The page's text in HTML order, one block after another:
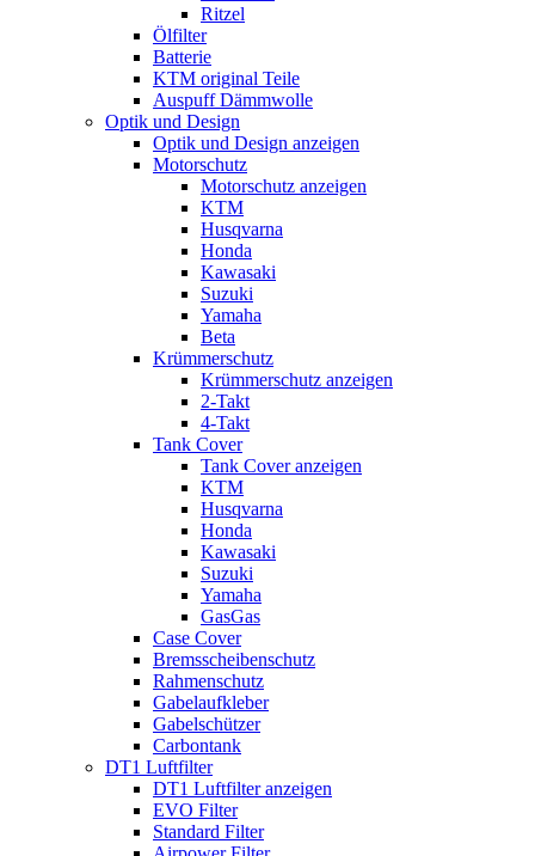
Ritzel
Ölfilter
Batterie
KTM original Teile
Auspuff Dämmwolle
Optik und Design
Optik und Design anzeigen
Motorschutz
Motorschutz anzeigen
KTM
Husqvarna
Honda
Kawasaki
Suzuki
Yamaha
Beta
Krümmerschutz
Krümmerschutz anzeigen
2-Takt
4-Takt
Tank Cover
Tank Cover anzeigen
KTM
Husqvarna
Honda
Kawasaki
Suzuki
Yamaha
GasGas
Case Cover
Bremsscheibenschutz
Rahmenschutz
Gabelaufkleber
Gabelschützer
Carbontank
DT1 Luftfilter
DT1 Luftfilter anzeigen
EVO Filter
Standard Filter